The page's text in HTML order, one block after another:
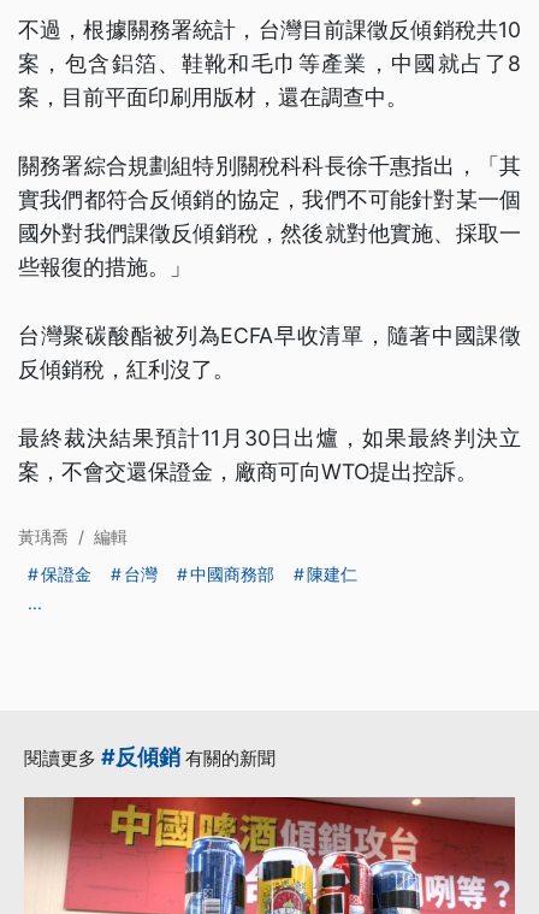
不過，根據關務署統計，台灣目前課徵反傾銷稅共10
案，包含鋁箔、鞋靴和毛巾等產業，中國就占了8
案，目前平面印刷用版材，還在調查中。
關務署綜合規劃組特別關稅科科長徐千惠指出，「其
實我們都符合反傾銷的協定，我們不可能針對某一個
國外對我們課徵反傾銷稅，然後就對他實施、採取一
些報復的措施。」
台灣聚碳酸酯被列為ECFA早收清單，隨著中國課徵
反傾銷稅，紅利沒了。
最終裁決結果預計11月30日出爐，如果最終判決立
案，不會交還保證金，廠商可向WTO提出控訴。
黃瑀喬 / 編輯
保證金
台灣 中國商務部
陳建仁
...
閱讀更多 #反傾銷 有關的新聞